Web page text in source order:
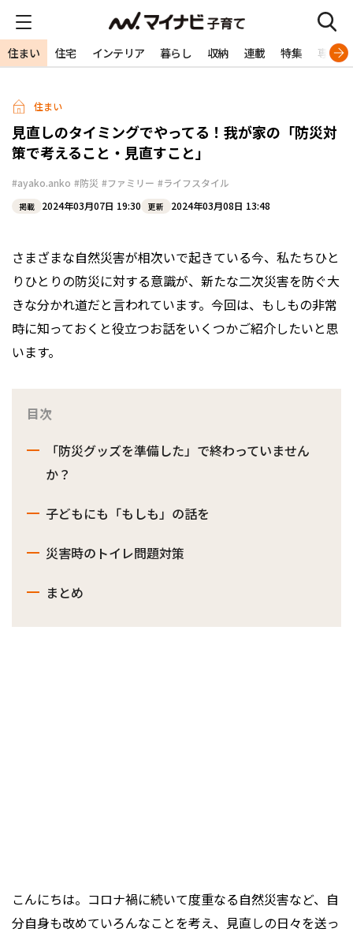
住まい 住宅 インテリア 暮らし 収納 連載 特集 専門家
住まい
見直しのタイミングでやってる！我が家の「防災対
策で考えること・見直すこと」
#ayako.anko #防災 #ファミリー #ライフスタイル
掲載 2024年03月07日 19:30 更新 2024年03月08日 13:48
さまざまな自然災害が相次いで起きている今、私たちひと
りひとりの防災に対する意識が、新たな二次災害を防ぐ大
きな分かれ道だと言われています。今回は、もしもの非常
時に知っておくと役立つお話をいくつかご紹介したいと思
います。
目次
「防災グッズを準備した」で終わっていません
か？
子どもにも「もしも」の話を
災害時のトイレ問題対策
まとめ
こんにちは。コロナ禍に続いて度重なる自然災害など、自
分自身も改めていろんなことを考え、見直しの日々を送っ